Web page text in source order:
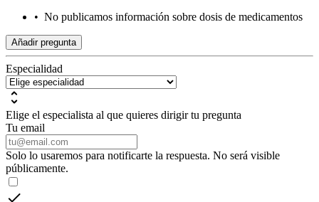
• No publicamos información sobre dosis de medicamentos
Añadir pregunta
Especialidad
Elige el especialista al que quieres dirigir tu pregunta
Tu email
Solo lo usaremos para notificarte la respuesta. No será visible
públicamente.